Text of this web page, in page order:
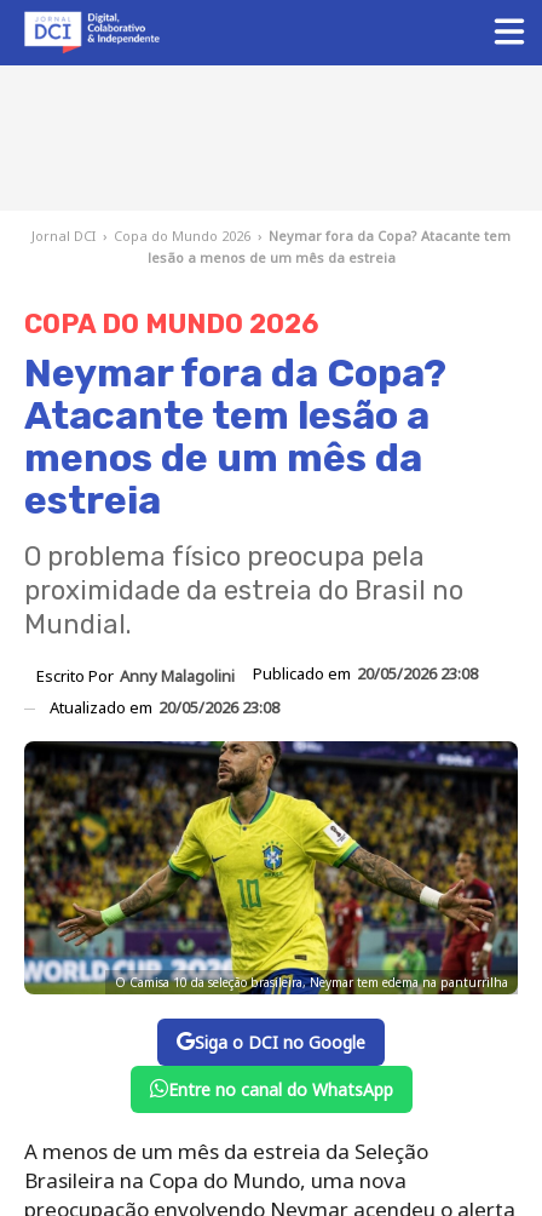
Jornal DCI › Copa do Mundo 2026 › Neymar fora da Copa? Atacante tem
lesão a menos de um mês da estreia
COPA DO MUNDO 2026
Neymar fora da Copa?
Atacante tem lesão a
menos de um mês da
estreia
O problema físico preocupa pela
proximidade da estreia do Brasil no
Mundial.
Escrito Por Anny Malagolini Publicado em 20/05/2026 23:08
Atualizado em 20/05/2026 23:08
O Camisa 10 da seleção brasileira, Neymar tem edema na panturrilha
Siga o DCI no Google
Entre no canal do WhatsApp
A menos de um mês da estreia da Seleção
Brasileira na Copa do Mundo, uma nova
preocupação envolvendo Neymar acendeu o alerta